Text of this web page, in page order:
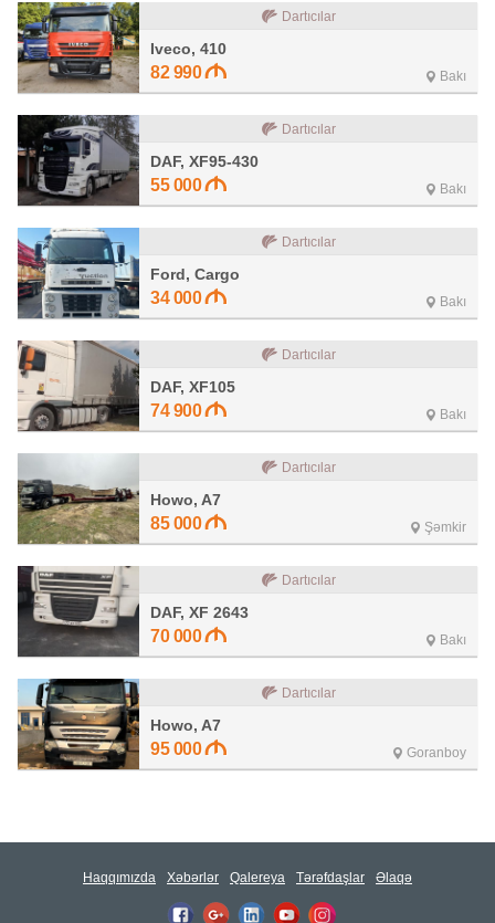
Dartıcılar
Iveco, 410
82 990 Bakı
Dartıcılar
DAF, XF95-430
55 000 Bakı
Dartıcılar
Ford, Cargo
34 000 Bakı
Dartıcılar
DAF, XF105
74 900 Bakı
Dartıcılar
Howo, A7
85 000 Şəmkir
Dartıcılar
DAF, XF 2643
70 000 Bakı
Dartıcılar
Howo, A7
95 000 Goranboy
Haqqımızda Xəbərlər Qalereya Tərəfdaşlar Əlaqə